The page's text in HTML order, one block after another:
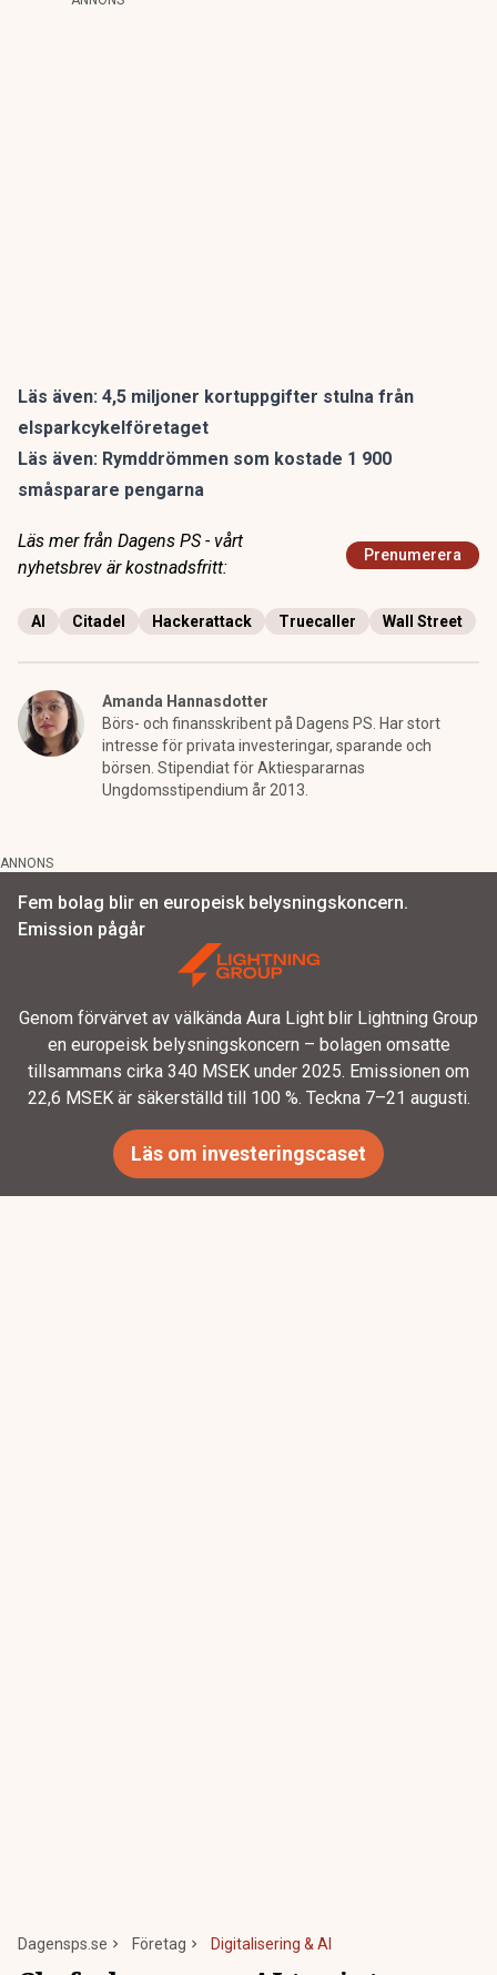
Läs även: 4,5 miljoner kortuppgifter stulna från
elsparkcykelföretaget
Läs även: Rymddrömmen som kostade 1 900
småsparare pengarna
Läs mer från Dagens PS - vårt
nyhetsbrev är kostnadsfritt:
Prenumerera
AI Citadel Hackerattack Truecaller Wall Street
Amanda Hannasdotter
Börs- och finansskribent på Dagens PS. Har stort
intresse för privata investeringar, sparande och
börsen. Stipendiat för Aktiespararnas
Ungdomsstipendium år 2013.
ANNONS
Fem bolag blir en europeisk belysningskoncern.
Emission pågår
Genom förvärvet av välkända Aura Light blir Lightning Group
en europeisk belysningskoncern – bolagen omsatte
tillsammans cirka 340 MSEK under 2025. Emissionen om
22,6 MSEK är säkerställd till 100 %. Teckna 7–21 augusti.
Läs om investeringscaset
Dagensps.se Företag Digitalisering & AI